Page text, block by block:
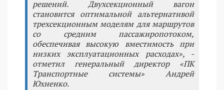
решений. Двухсекционный вагон
становится оптимальной альтернативой
трехсекционным моделям для маршрутов
со средним пассажиропотоком,
обеспечивая высокую вместимость при
низких эксплуатационных расходах», -
отметил генеральный директор «ПК
Транспортные системы» Андрей
Юхненко.